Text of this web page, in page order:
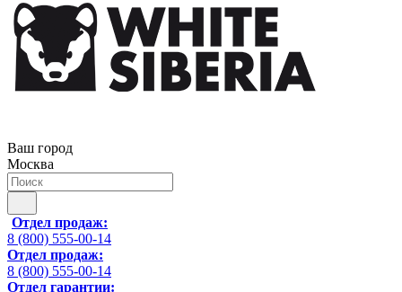
Ваш город
Москва
Отдел продаж:
8 (800) 555-00-14
Отдел продаж:
8 (800) 555-00-14
Отдел гарантии: